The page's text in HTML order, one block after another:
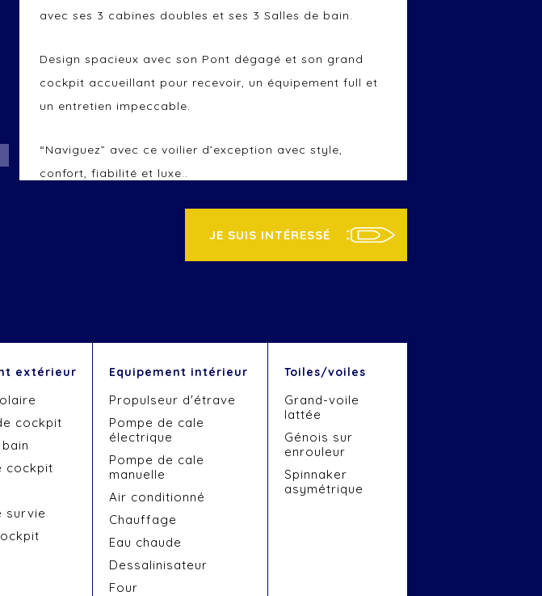
avec ses 3 cabines doubles et ses 3 Salles de bain.
Design spacieux avec son Pont dégagé et son grand
cockpit accueillant pour recevoir, un équipement full et
un entretien impeccable.
“Naviguez” avec ce voilier d’exception avec style,
confort, fiabilité et luxe..
Visible à flot sur rendez vous sur MARSEILLE.
JE SUIS INTÉRESSÉ
extérieur
cockpit
cockpit
survie
Equipement intérieur
Propulseur d'étrave
Pompe de cale
électrique
Pompe de cale
manuelle
Air conditionné
Chauffage
Eau chaude
Dessalinisateur
Four
Toiles/voiles
Grand-voile
lattée
Génois sur
enrouleur
Spinnaker
asymétrique